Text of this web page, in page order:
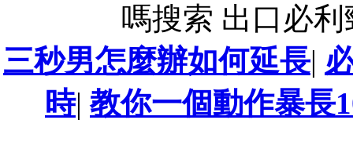
嗎搜索 出口必
三秒男怎麼辦如何延長|
時|教你一個動作暴長